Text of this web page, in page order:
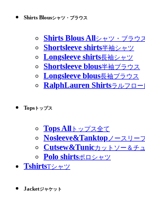
Shirts Blousシャツ・ブラウス
Shirts Blous Allシャツ・ブラウ
Shortsleeve shirts半袖シャツ
Longsleeve shirts長袖シャツ
Shortsleeve blous半袖ブラウス
Longsleeve blous長袖ブラウス
RalphLauren Shirtsラルフロ
Tops トップス
Tops All トップス全て
Nosleeve&Tanktop ノースリー
Cutsew&Tunicカットソー＆チ
Polo shirtsポロシャツ
TshirtsTシャツ
Jacketジャケット